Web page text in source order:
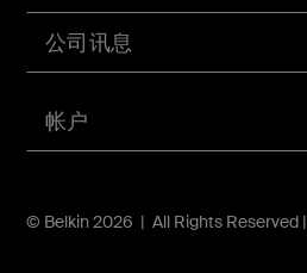
帐户
公司讯息
© Belkin 2026 | All Rights Reserved |